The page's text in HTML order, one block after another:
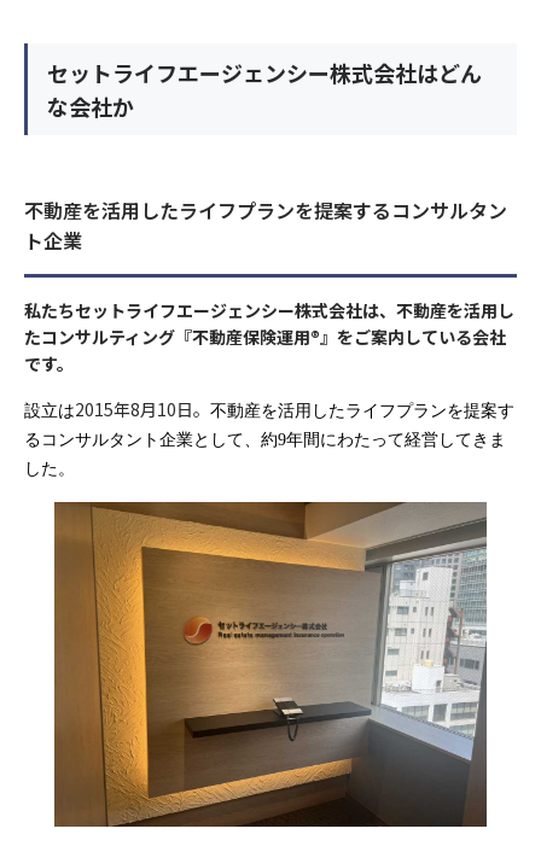
セットライフエージェンシー株式会社はどん
な会社か
不動産を活用したライフプランを提案するコンサルタン
ト企業
私たちセットライフエージェンシー株式会社は、不動産を活用し
たコンサルティング『不動産保険運用®』をご案内している会社
です。
設立は2015年8月10日。 不動産を活用したライフプランを提案す
るコンサルタント企業として、約9年間にわたって経営してきま
した。
他の個人データの安全管理のため、安全管理に関する取扱い規定
などの整備および実施体制の整備など、十分なセキュリティ対策
を講じるとともに、利用目的の達成に必要とされる正確性・最新
当社は、個人データを第三者に提供するにあたり、以下の場合を
除き、ご本人の同意なく第三者に個人データを提供しません。
①法令に基づく場合
②人の生命、身体又は財産の保護のために必要がある場合であっ
て、本人の同意を得ることが困難であるとき。
③公衆衛生の向上又は児童の健全な育成推進のために特に必要が
ある場合であって、本人の同意を得ることが困難であるとき。
あって、本人の同意を得ることにより当該事務の遂行に支障を及
ぼすおそれがあるとき。
⑤当社が受託する保険募集業務を遂行するに必要な限度で、当該
保険会社に個人データを提供する場合
8）センシティブ情報のお取扱い
当社は、政治的見解、信教(宗教、思想および信条をいいます)、
労働組合への加盟、人種および民族、門地および本籍、保健医療
および性生活ならびに犯罪歴に関する情報(以下「センシティブ
情報」といいます)を掲げる場合を除くほか、取得、利用または
第三者提供を行いません。
③当社のサービスのご案内・サポート情報をご提供するため。
④当社が委託を受けている保険募集業務およびこれらに付帯・関
4) 利用目的の変更
上記の利用目的を変更する場合には、相当の関連性を有すると合
理的に認められる範囲においてのみ行い、その内容をご本人に対
し、原則として書面等（電磁的記録を含む。以下同じ。）により
5）個人情報の取得
当社は、業務上必要な範囲で、かつ、適法で公正な手段により個
人情報を取得します。
当サイトでは、Googleによるアクセス解析ツール「Googleアナ
リティクス」を使用しています。このGoogleアナリティクスは
データの収集のためにCookieを使用しています。このデータは
匿名で収集されており、個人を特定するものではありません。
この機能はCookieを無効にすることで収集を拒否することが出
来ますので、お使いのブラウザの設定をご確認ください。この規
約に関しての詳細はGoogleアナリティクスサービス利用規約の
ページやGoogleポリシーと規約ページをご覧ください。
6）個人データの安全管理措置
当社は、取扱う個人データの漏えい、減失またはき損の防止その
年収
電話番号
ご興味のある内容
シミュレーション結果
負担額
年間家賃収入
万円/年
節税金額
万円/年
送信する
個人情報の重要性に鑑み、また、不動産業・保険業に対する社会
の信頼をより向上させるため、お客様の個人情報を適正にお取り
当社は、個人情報の保護に関する法律(個人情報保護法)その他の
関連法令および関係官庁のガイドラインなどを遵守します。
2）従業員教育
当社は、個人情報の取扱いが適正に行われるよう従業者への教
育・指導を徹底します。
3）個人情報の利用目的
セットライフエージェンシー株式会社は、お客様の個人情報等の
取扱いについて、個人情報保護法、個人情報保護方針及びその他
の規範を遵守いたします。
当社は、個人情報保護の観点から、お問い合わせ・資料請求・無
料カウンセリングの際に提出いただく個人情報は、以下の目的の
みに利用いたします。
①当社事業に関してお問い合わせいただいた内容に回答するた
②当社事業に関してご請求いただいた各種資料を発送するため。
③当社のサービスのご案内・サポート情報をご提供するため。
④当社が委託を受けている保険募集業務およびこれらに付帯・関
連するサービスの提供等のため。なお、当社に対し保険募集業務
の委託を行う保険会社の利用目的は、それぞれの会社のホームペ
ージに記載してあります。
お名前
年齢
年収
お住まいの都道府県
お名前
年齢
年収
お住まいの都道府県
料カウンセリングの際に提出いただく個人情報は、以下の目的の
みに利用いたします。
①当社事業に関してお問い合わせいただいた内容に回答するた
③当社のサービスのご案内・サポート情報をご提供するため。
④当社が委託を受けている保険募集業務およびこれらに付帯・関
ージに記載してあります。
4) 利用目的の変更
上記の利用目的を変更する場合には、相当の関連性を有すると合
理的に認められる範囲においてのみ行い、その内容をご本人に対
5）個人情報の取得
当社は、業務上必要な範囲で、かつ、適法で公正な手段により個
人情報を取得します。
当サイトでは、Googleによるアクセス解析ツール「Googleアナ
リティクス」を使用しています。このGoogleアナリティクスは
データの収集のためにCookieを使用しています。このデータは
匿名で収集されており、個人を特定するものではありません。
この機能はCookieを無効にすることで収集を拒否することが出
来ますので、お使いのブラウザの設定をご確認ください。この規
年齢
年収
お住まいの都道府県
電話番号
メールアドレス
ご興味のある内容
お問合せ内容
シミュレーション結果